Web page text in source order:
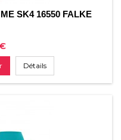
SK4 16550 FALKE
Détails